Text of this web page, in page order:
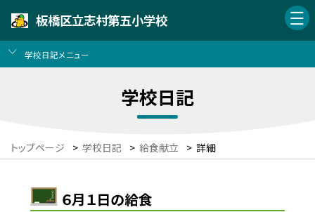
板橋区立志村第五小学校
学校日記メニュー
学校日記
トップページ > 学校日記 > 給食献立 > 詳細
６月１日の給食